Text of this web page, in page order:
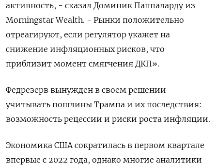
активность, - сказал Доминик Паппаларду из
Morningstar Wealth. - Рынки положительно
отреагируют, если регулятор укажет на
снижение инфляционных рисков, что
приблизит момент смягчения ДКП».
Федрезерв вынужден в своем решении
учитывать пошлины Трампа и их последствия:
возможность рецессии и риски роста инфляции.
Экономика США сократилась в первом квартале
впервые с 2022 года, однако многие аналитики